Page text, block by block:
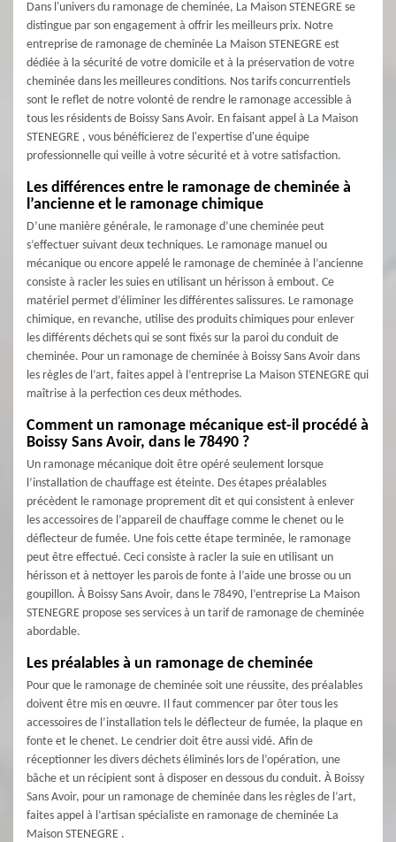
Dans l'univers du ramonage de cheminée, La Maison STENEGRE se
distingue par son engagement à offrir les meilleurs prix. Notre
entreprise de ramonage de cheminée La Maison STENEGRE est
dédiée à la sécurité de votre domicile et à la préservation de votre
cheminée dans les meilleures conditions. Nos tarifs concurrentiels
sont le reflet de notre volonté de rendre le ramonage accessible à
tous les résidents de Boissy Sans Avoir. En faisant appel à La Maison
STENEGRE , vous bénéficierez de l'expertise d'une équipe
professionnelle qui veille à votre sécurité et à votre satisfaction.
Les différences entre le ramonage de cheminée à
l’ancienne et le ramonage chimique
D’une manière générale, le ramonage d’une cheminée peut
s’effectuer suivant deux techniques. Le ramonage manuel ou
mécanique ou encore appelé le ramonage de cheminée à l’ancienne
consiste à racler les suies en utilisant un hérisson à embout. Ce
matériel permet d’éliminer les différentes salissures. Le ramonage
chimique, en revanche, utilise des produits chimiques pour enlever
les différents déchets qui se sont fixés sur la paroi du conduit de
cheminée. Pour un ramonage de cheminée à Boissy Sans Avoir dans
les règles de l’art, faites appel à l’entreprise La Maison STENEGRE qui
maîtrise à la perfection ces deux méthodes.
Comment un ramonage mécanique est-il procédé à
Boissy Sans Avoir, dans le 78490 ?
Un ramonage mécanique doit être opéré seulement lorsque
l’installation de chauffage est éteinte. Des étapes préalables
précèdent le ramonage proprement dit et qui consistent à enlever
les accessoires de l’appareil de chauffage comme le chenet ou le
déflecteur de fumée. Une fois cette étape terminée, le ramonage
peut être effectué. Ceci consiste à racler la suie en utilisant un
hérisson et à nettoyer les parois de fonte à l’aide une brosse ou un
goupillon. À Boissy Sans Avoir, dans le 78490, l’entreprise La Maison
STENEGRE propose ses services à un tarif de ramonage de cheminée
abordable.
Les préalables à un ramonage de cheminée
Pour que le ramonage de cheminée soit une réussite, des préalables
doivent être mis en œuvre. Il faut commencer par ôter tous les
accessoires de l’installation tels le déflecteur de fumée, la plaque en
fonte et le chenet. Le cendrier doit être aussi vidé. Afin de
réceptionner les divers déchets éliminés lors de l’opération, une
bâche et un récipient sont à disposer en dessous du conduit. À Boissy
Sans Avoir, pour un ramonage de cheminée dans les règles de l’art,
faites appel à l’artisan spécialiste en ramonage de cheminée La
Maison STENEGRE .